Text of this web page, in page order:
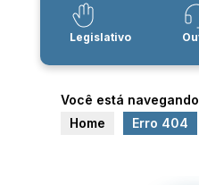
Legislativo
Você está
Home
Erro 404